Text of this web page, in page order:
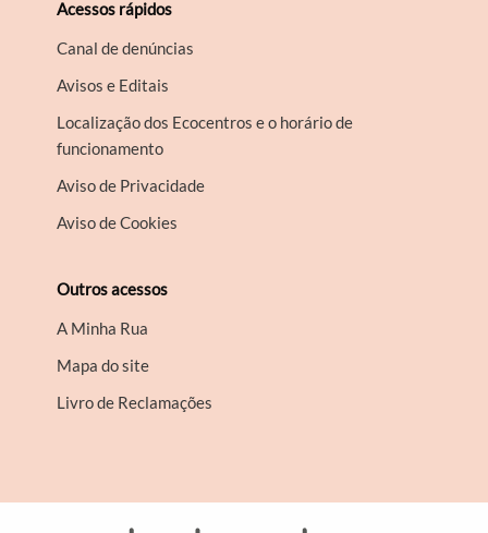
Acessos rápidos
Canal de denúncias
Avisos e Editais
Localização dos Ecocentros e o horário de
funcionamento
Aviso de Privacidade
Aviso de Cookies
Outros acessos
A Minha Rua
Mapa do site
Livro de Reclamações